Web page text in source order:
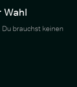
Wahl
brauchst keinen